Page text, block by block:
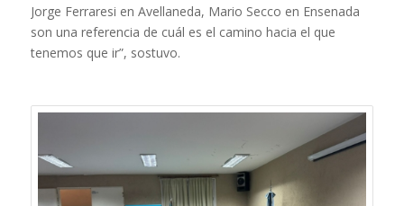
Jorge Ferraresi en Avellaneda, Mario Secco en Ensenada
son una referencia de cuál es el camino hacia el que
tenemos que ir”, sostuvo.